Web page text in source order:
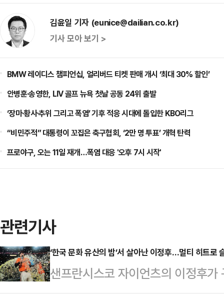
김윤일 기자 (eunice@dailian.co.kr)
기사 모아 보기 >
BMW 레이디스 챔피언십, 얼리버드 티켓 판매 개시 ‘최대 30% 할인’
안병훈·송영한, LIV 골프 뉴욕 첫날 공동 24위 출발
‘장마·황사·추위 그리고 폭염’ 기후 적응 시대에 돌입한 KBO리그
“비민주적” 대통령이 꼬집은 축구협회, ‘2만 명 투표’ 개혁 탄력
프로야구, 오는 11일 재개…폭염 대응 '오후 7시 시작'
관련기사
‘한국 문화 유산의 밤’서 살아난 이정후…멀티 히트로
샌프란시스코 자이언츠의 이정후
(Korean Heritage Night)에서 기